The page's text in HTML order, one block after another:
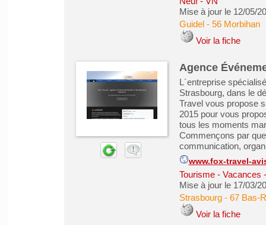
Mise à jour le 12/05/
Guidel- 56 Morbihan
Voir la fiche
Agence
L´entreprise
Strasbourg, dans le
Travel vous propose
2015 pour vous
tous les moments
Commençons par
communication,
www.fox-travel-
Tourisme - Vacances
Mise à jour le 17/03/
Strasbourg- 67 Bas-
Voir la fiche